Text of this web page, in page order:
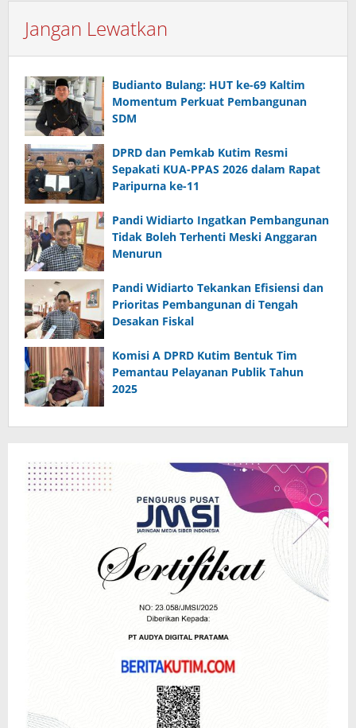
Jangan Lewatkan
Budianto Bulang: HUT ke-69 Kaltim
Momentum Perkuat Pembangunan
SDM
DPRD dan Pemkab Kutim Resmi
Sepakati KUA-PPAS 2026 dalam Rapat
Paripurna ke-11
Pandi Widiarto Ingatkan Pembangunan
Tidak Boleh Terhenti Meski Anggaran
Menurun
Pandi Widiarto Tekankan Efisiensi dan
Prioritas Pembangunan di Tengah
Desakan Fiskal
Komisi A DPRD Kutim Bentuk Tim
Pemantau Pelayanan Publik Tahun
2025